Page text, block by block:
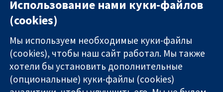
11-13 Cavendish
Связаться с
Использование нами куки-файлов
(cookies)
Мы используем необходимые куки-файлы
(cookies), чтобы наш сайт работал. Мы также
хотели бы установить дополнительные
(опциональные) куки-файлы (cookies)